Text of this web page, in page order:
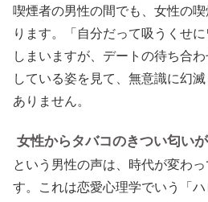
喫煙者の男性の間でも、女性の
ります。「自分だって吸うくせ
しまいますが、デートの待ち合
している姿を見て、無意識に幻
ありません。
女性からタバコのきつい匂い
という男性の声は、時代が変わ
す。これは恋愛心理学でいう「